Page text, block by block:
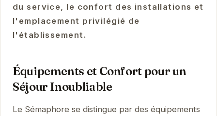
du service, le confort des installations et
l'emplacement privilégié de
l'établissement.
Équipements et Confort pour un
Séjour Inoubliable
Le Sémaphore se distingue par des équipements